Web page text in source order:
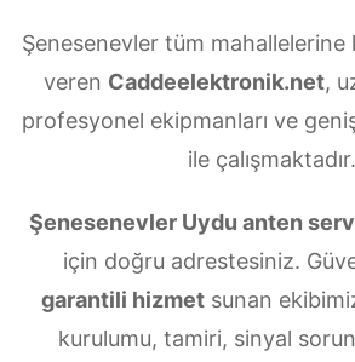
Şenesenevler tüm
veren Caddeelektronik.net,
profesyonel ekipmanları ve
ile çalışmaktadır.
Şenesenevler Uydu anten
için doğru adrestesiniz.
garantili hizmet sunan
kurulumu, tamiri, sinyal